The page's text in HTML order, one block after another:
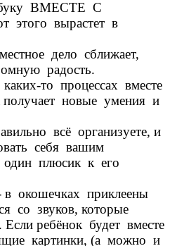
ВМЕСТЕ С
вырастет в
дело сближает,
радость.
то процессах вместе
получает новые умения и
всё организуете, и
себя вашим
плюсик к его
окошечках приклеены
со звуков, которые
ребёнок будет вместе
картинки, (а можно и